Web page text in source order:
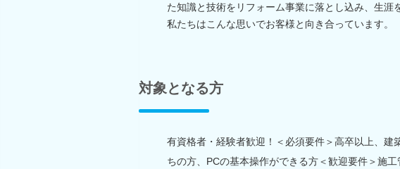
た知識と技術をリフォーム事業に落とし込み、生涯
私たちはこんな思いでお客様と向き合っています。
対象となる方
有資格者・経験者歓迎！＜必須要件＞高卒以上、建
ちの方、PCの基本操作ができる方＜歓迎要件＞施工